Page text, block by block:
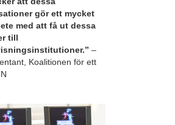
gör ett mycket
med att få ut dessa
till
–
Koalitionen för ett